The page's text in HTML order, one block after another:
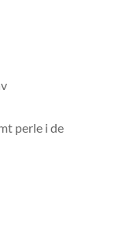
perle i de